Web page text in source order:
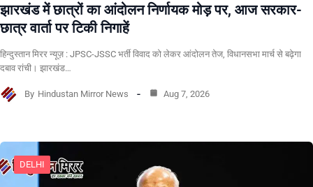
झारखंड में छात्रों का आंदोलन निर्णायक मोड़ पर, आज सरकार-
छात्र वार्ता पर टिकी निगाहें
हिन्दुस्तान मिरर न्यूज़ : JPSC-JSSC भर्ती विवाद को लेकर आंदोलन तेज, विधानसभा मार्च से बढ़ेगा
दबाव रांची। झारखंड…
By Hindustan Mirror News Aug 7, 2026
DELHI